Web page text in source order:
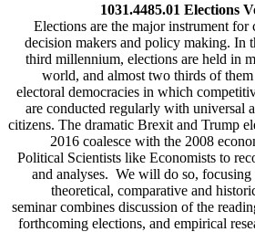
1031.4485.01 Elections
Elections are the major instrument for
decision makers and policy making. In
third millennium, elections are held in
world, and almost two thirds of them
electoral democracies in which
are conducted regularly with universal
citizens. The dramatic Brexit and Trump
2016 coalesce with the 2008
Political Scientists like Economists to
and analyses. We will do so, focusing
theoretical, comparative and
seminar combines discussion of the
forthcoming elections, and empirical